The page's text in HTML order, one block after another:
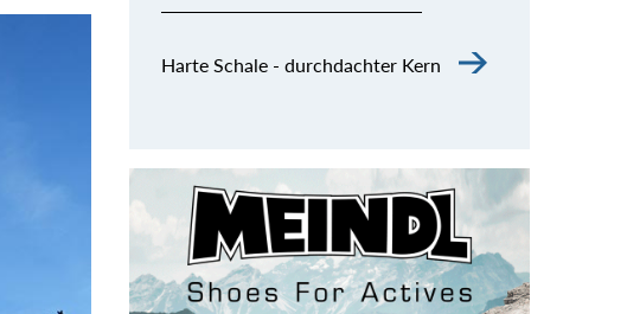
Harte Schale - durchdachter Kern